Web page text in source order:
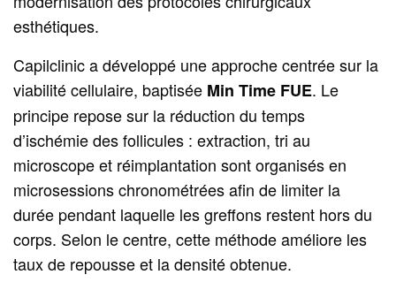
esthétiques.
Capilclinic a développé une approche centrée sur la
viabilité cellulaire, baptisée Min Time FUE. Le
principe repose sur la réduction du temps
d’ischémie des follicules : extraction, tri au
microscope et réimplantation sont organisés en
microsessions chronométrées afin de limiter la
durée pendant laquelle les greffons restent hors du
corps. Selon le centre, cette méthode améliore les
taux de repousse et la densité obtenue.